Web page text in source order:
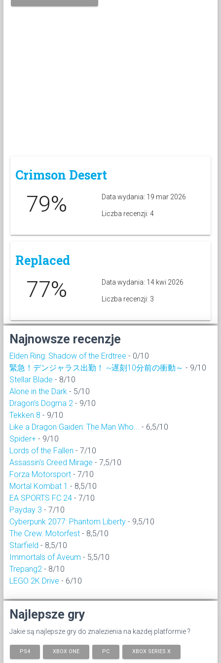
Crimson Desert
79% Data wydania: 19 mar 2026
Liczba recenzji: 4
Replaced
77% Data wydania: 14 kwi 2026
Liczba recenzji: 3
Najnowsze recenzje
Elden Ring: Shadow of the Erdtree - 0/10
緊急！デンジャラス出勤！ ~遅刻10分前の衝動～ - 9/10
Stellar Blade - 8/10
Alone in the Dark - 5/10
Dragon’s Dogma 2 - 9/10
Tekken 8 - 9/10
Like a Dragon Gaiden: The Man Who...
- 6,5/10
Spider+ - 9/10
Lords of the Fallen - 7/10
Assassin's Creed Mirage - 7,5/10
Forza Motorsport - 7/10
Mortal Kombat 1 - 8,5/10
EA SPORTS FC 24 - 7/10
Payday 3 - 7/10
Cyberpunk 2077: Phantom Liberty - 9,5/10
The Crew: Motorfest - 8,5/10
Starfield - 8,5/10
Immortals of Aveum - 5,5/10
Trepang2 - 8/10
LEGO 2K Drive - 6/10
Najlepsze gry
Jakie są najlepsze gry do znalezienia na każdej platformie ?
PS4 XBOX ONE PC XBOX SERIES X